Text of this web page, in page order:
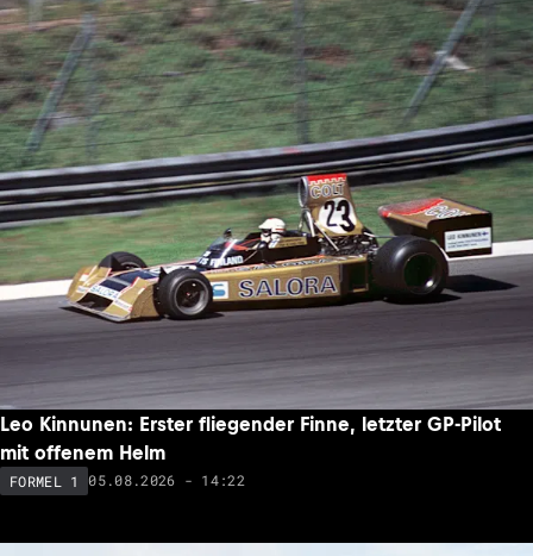
Leo Kinnunen: Erster fliegender Finne, letzter GP-Pilot
mit offenem Helm
FORMEL 1 05.08.2026 - 14:22